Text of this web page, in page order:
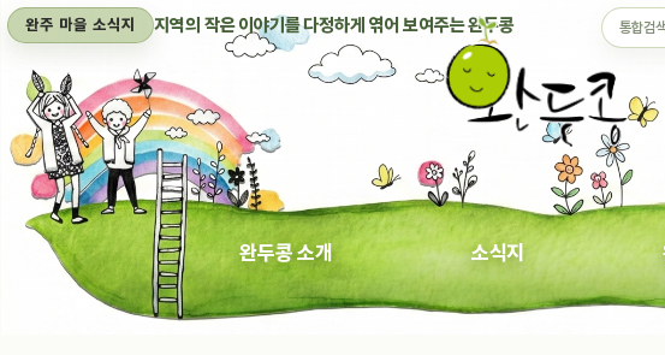
완주 마을 소식지 지역의 작은 이야기를 다정하게 엮어 보여주는 완두콩 통합검
완두콩 소개 소식지